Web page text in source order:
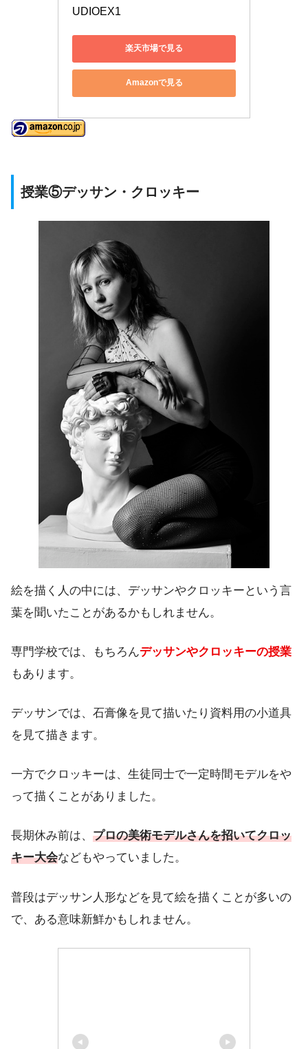
UDIOEX1
楽天市場で見る
Amazonで見る
授業⑤デッサン・クロッキー
絵を描く人の中には、デッサンやクロッキーという言
葉を聞いたことがあるかもしれません。
専門学校では、もちろんデッサンやクロッキーの授業
もあります。
デッサンでは、石膏像を見て描いたり資料用の小道具
を見て描きます。
一方でクロッキーは、生徒同士で一定時間モデルをや
って描くことがありました。
長期休み前は、 プロの美術モデルさんを招いてクロッ
キー大会などもやっていました。
普段はデッサン人形などを見て絵を描くことが多いの
で、ある意味新鮮かもしれません。